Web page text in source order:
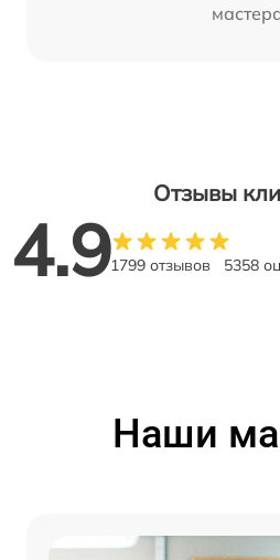
Отзывы
4.91799 отзывов 5358
Наши